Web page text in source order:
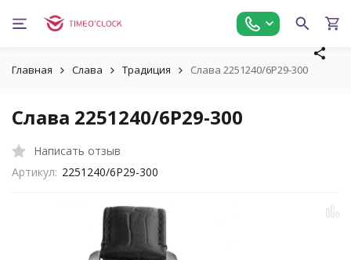
Главная Слава Традиция Слава 2251240/6Р29-300
Слава 2251240/6Р29-300
Написать отзыв
Артикул: 2251240/6Р29-300